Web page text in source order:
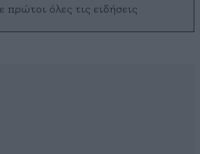
πρώτοι όλες τις ειδήσεις